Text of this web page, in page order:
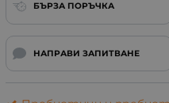
БЪРЗА ПОРЪЧКА
НАПРАВИ ЗАПИТВАНЕ